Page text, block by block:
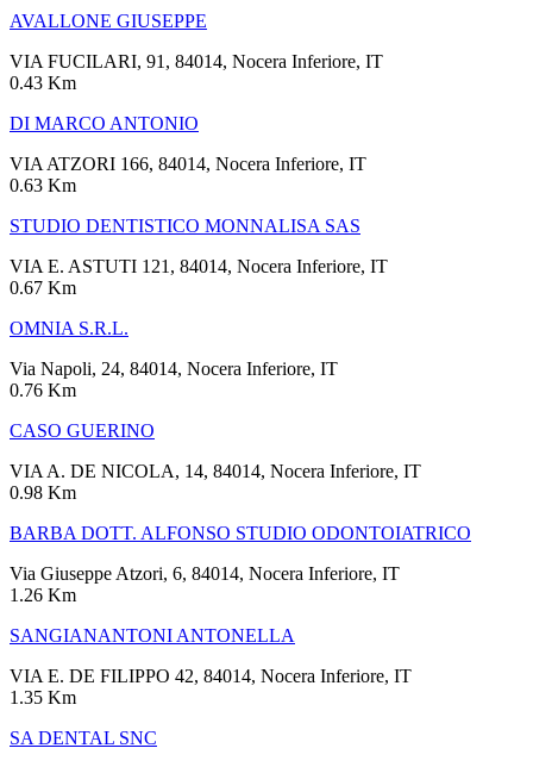
AVALLONE GIUSEPPE
VIA FUCILARI, 91, 84014, Nocera Inferiore, IT
0.43 Km
DI MARCO ANTONIO
VIA ATZORI 166, 84014, Nocera Inferiore, IT
0.63 Km
STUDIO DENTISTICO MONNALISA SAS
VIA E. ASTUTI 121, 84014, Nocera Inferiore, IT
0.67 Km
OMNIA S.R.L.
Via Napoli, 24, 84014, Nocera Inferiore, IT
0.76 Km
CASO GUERINO
VIA A. DE NICOLA, 14, 84014, Nocera Inferiore, IT
0.98 Km
BARBA DOTT. ALFONSO STUDIO ODONTOIATRICO
Via Giuseppe Atzori, 6, 84014, Nocera Inferiore, IT
1.26 Km
SANGIANANTONI ANTONELLA
VIA E. DE FILIPPO 42, 84014, Nocera Inferiore, IT
1.35 Km
SA DENTAL SNC